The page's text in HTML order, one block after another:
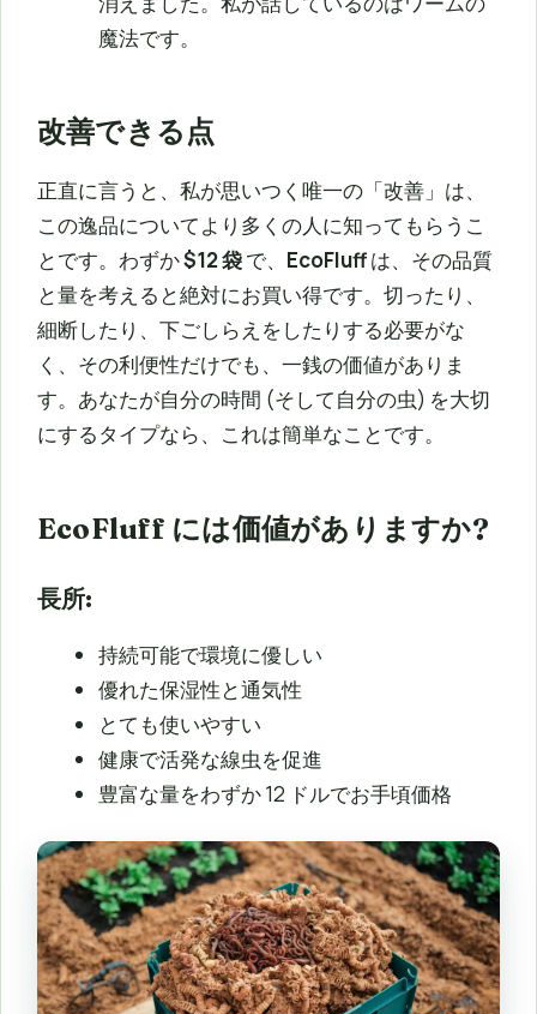
魔法です。
改善できる点
正直に言うと、私が思いつく唯一の「改善」は、
この逸品についてより多くの人に知ってもらうこ
とです。わずか$12 袋で、 EcoFluffは、その品質
と量を考えると絶対にお買い得です。切ったり、
細断したり、下ごしらえをしたりする必要がな
く、その利便性だけでも、一銭の価値がありま
す。あなたが自分の時間 (そして自分の虫) を大切
にするタイプなら、これは簡単なことです。
EcoFluff には価値がありますか?
長所:
持続可能で環境に優しい
優れた保湿性と通気性
とても使いやすい
健康で活発な線虫を促進
豊富な量をわずか 12 ドルでお手頃価格